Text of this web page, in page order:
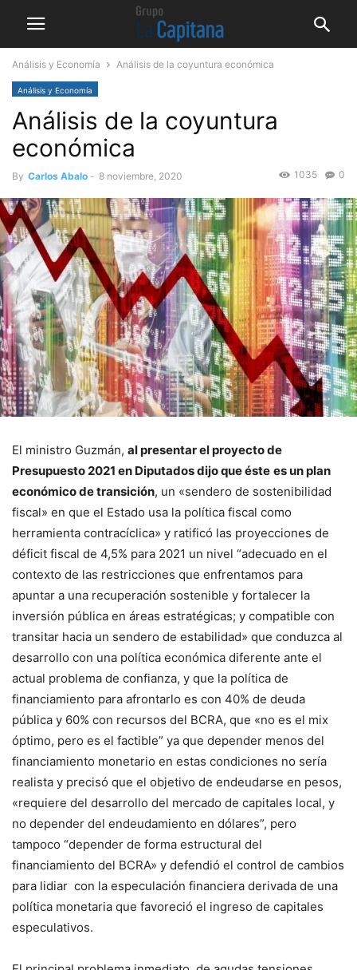
Análisis y Economía Análisis de la coyuntura económica
Análisis y Economía
Análisis de la coyuntura
económica
By Carlos Abalo - 8 noviembre, 2020 0
1035
El ministro Guzmán, al presentar el proyecto de
Presupuesto 2021 en Diputados dijo que éste es un plan
económico de transición, un «sendero de sostenibilidad
fiscal» en que el Estado usa la política fiscal como
herramienta contracíclica» y ratificó las proyecciones de
déficit fiscal de 4,5% para 2021 un nivel “adecuado en el
contexto de las restricciones que enfrentamos para
apuntar a una recuperación sostenible y fortalecer la
inversión pública en áreas estratégicas; y compatible con
transitar hacia un sendero de estabilidad» que conduzca al
desarrollo con una política económica diferente ante el
actual problema de confianza, y que la política de
financiamiento para afrontarlo es con 40% de deuda
pública y 60% con recursos del BCRA, que «no es el mix
óptimo, pero es el factible” ya que depender menos del
financiamiento monetario en estas condiciones no sería
realista y precisó que el objetivo de endeudarse en pesos,
«requiere del desarrollo del mercado de capitales local, y
no depender del endeudamiento en dólares”, pero
tampoco “depender de forma estructural del
financiamiento del BCRA» y defendió el control de cambios
para lidiar con la especulación financiera derivada de una
política monetaria que favoreció el ingreso de capitales
especulativos.